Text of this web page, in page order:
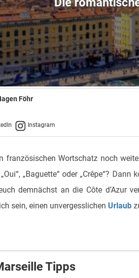
Föhr
Instagram
französischen Wortschatz noch
„Baguette“ oder „Crêpe“? Dann
demnächst an die Côte d’Azur
sein, einen unvergesslichen Urlaub
Tipps